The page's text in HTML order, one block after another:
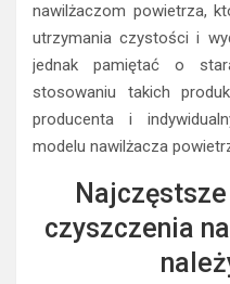
nawilżaczom powietrza,
utrzymania czystości i
jednak pamiętać o
stosowaniu takich
producenta i
modelu nawilżacza
czyszczenia